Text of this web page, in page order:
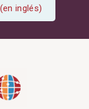
inglés)